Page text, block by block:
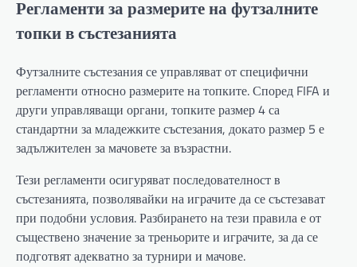
Регламенти за размерите на футзалните
топки в състезанията
Футзалните състезания се управляват от специфични
регламенти относно размерите на топките. Според FIFA и
други управляващи органи, топките размер 4 са
стандартни за младежките състезания, докато размер 5 е
задължителен за мачовете за възрастни.
Тези регламенти осигуряват последователност в
състезанията, позволявайки на играчите да се състезават
при подобни условия. Разбирането на тези правила е от
съществено значение за треньорите и играчите, за да се
подготвят адекватно за турнири и мачове.